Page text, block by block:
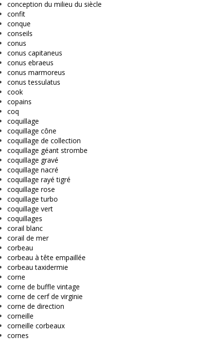
conception du milieu du siècle
confit
conque
conseils
conus
conus capitaneus
conus ebraeus
conus marmoreus
conus tessulatus
cook
copains
coq
coquillage
coquillage cône
coquillage de collection
coquillage géant strombe
coquillage gravé
coquillage nacré
coquillage rayé tigré
coquillage rose
coquillage turbo
coquillage vert
coquillages
corail blanc
corail de mer
corbeau
corbeau à tête empaillée
corbeau taxidermie
corne
corne de buffle vintage
corne de cerf de virginie
corne de direction
corneille
corneille corbeaux
cornes